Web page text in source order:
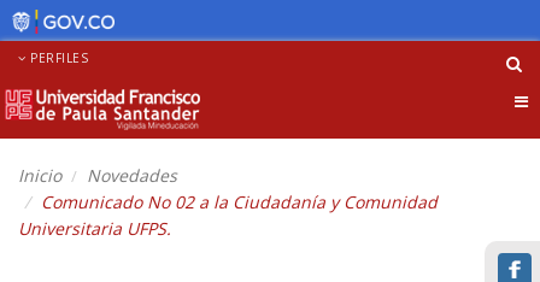
PERFILES
Inicio
Novedades
Comunicado No 02 a la Ciudadanía y Comunidad
Universitaria UFPS.